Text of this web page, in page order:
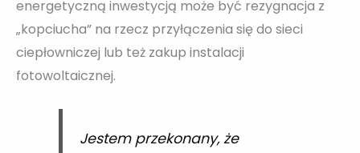
energetyczną inwestycją może być rezygnacja z
„kopciucha” na rzecz przyłączenia się do sieci
ciepłowniczej lub też zakup instalacji
fotowoltaicznej.
Jestem przekonany, że